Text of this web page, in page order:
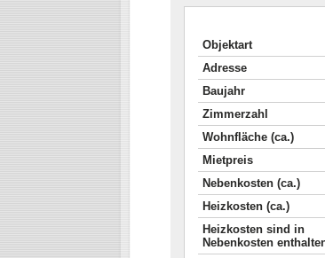
Objektart
Adresse
Baujahr
Zimmerzahl
Wohnfläche (ca.)
Mietpreis
Nebenkosten (ca.)
Heizkosten (ca.)
Heizkosten sind in
Nebenkosten